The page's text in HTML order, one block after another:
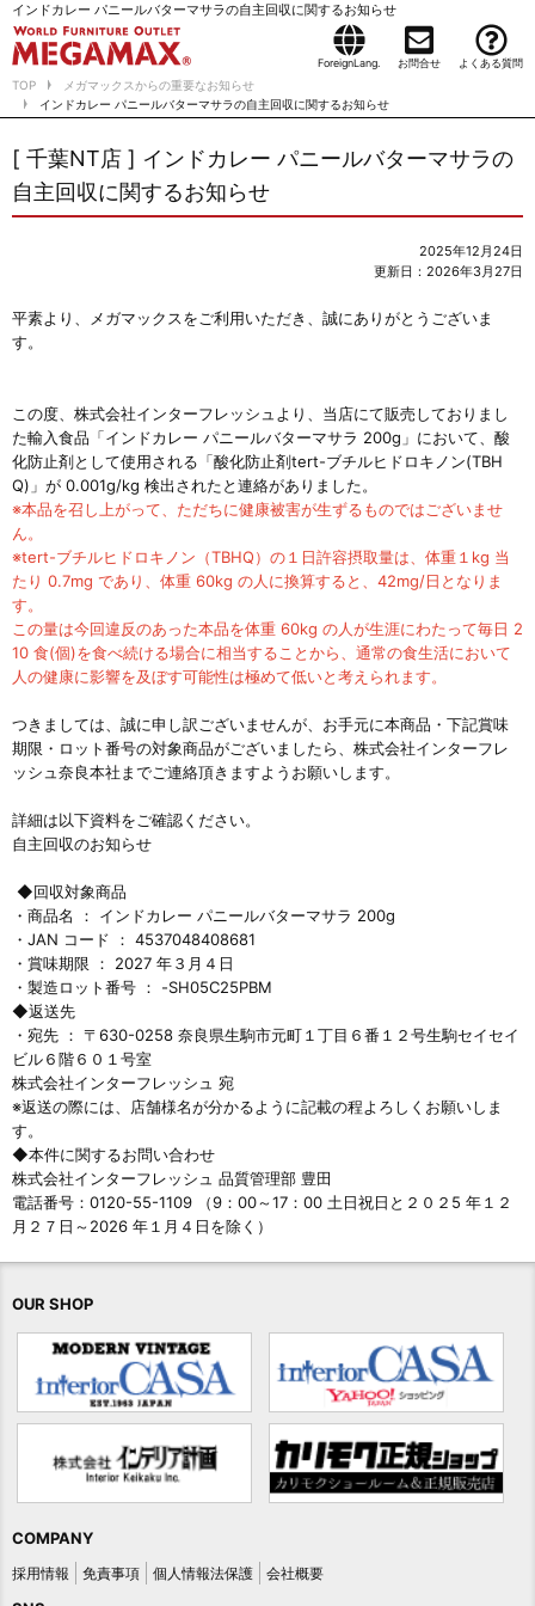
インドカレー パニールバターマサラの自主回収に関するお知らせ
ForeignLang. お問合せ よくある質問
TOP
メガマックスからの重要なお知らせ
インドカレー パニールバターマサラの自主回収に関するお知らせ
[ 千葉NT店 ] インドカレー パニールバターマサラの
自主回収に関するお知らせ
2025年12月24日
更新日：2026年3月27日
平素より、メガマックスをご利用いただき、誠にありがとうございま
す。
この度、株式会社インターフレッシュより、当店にて販売しておりまし
た輸入食品「インドカレー パニールバターマサラ 200g」において、酸
化防止剤として使用される「酸化防止剤tert-ブチルヒドロキノン(TBH
Q)」が 0.001g/kg 検出されたと連絡がありました。
※本品を召し上がって、ただちに健康被害が生ずるものではございませ
ん。
※tert-ブチルヒドロキノン（TBHQ）の１日許容摂取量は、体重１kg 当
たり 0.7mg であり、体重 60kg の人に換算すると、42mg/日となりま
す。
この量は今回違反のあった本品を体重 60kg の人が生涯にわたって毎日 2
10 食(個)を食べ続ける場合に相当することから、通常の食生活において
人の健康に影響を及ぼす可能性は極めて低いと考えられます。
つきましては、 誠に申し訳ございませんが、お手元に本商品・下記賞味
期限・ロット番号の対象商品がございましたら、株式会社インターフレ
ッシュ奈良本社までご連絡頂きますようお願いします。
詳細は以下資料をご確認ください。
自主回収のお知らせ
◆回収対象商品
・商品名 ： インドカレー パニールバターマサラ 200g
・JAN コード ： 4537048408681
・賞味期限 ： 2027 年３月４日
・製造ロット番号 ： -SH05C25PBM
◆返送先
・宛先 ： 〒630-0258 奈良県生駒市元町１丁目６番１２号生駒セイセイ
ビル６階６０１号室
株式会社インターフレッシュ 宛
※返送の際には、店舗様名が分かるように記載の程よろしくお願いしま
す。
◆本件に関するお問い合わせ
株式会社インターフレッシュ 品質管理部 豊田
電話番号：0120-55-1109 （9：00～17：00 土日祝日と２０２5 年１２
月２７日～2026 年１月４日を除く）
OUR SHOP
COMPANY
採用情報 免責事項 個人情報法保護 会社概要